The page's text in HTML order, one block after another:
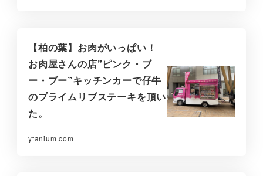
【柏の葉】お肉がいっぱい！
お肉屋さんの店”ピンク・ブ
ー・ブー”キッチンカーで仔牛
のプライムリブステーキを頂い
た。
ytanium.com